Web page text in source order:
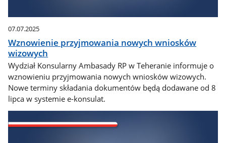
07.07.2025
Wznowienie przyjmowania nowych wniosków
wizowych
Wydział Konsularny Ambasady RP w Teheranie informuje o
wznowieniu przyjmowania nowych wniosków wizowych.
Nowe terminy składania dokumentów będą dodawane od 8
lipca w systemie e-konsulat.